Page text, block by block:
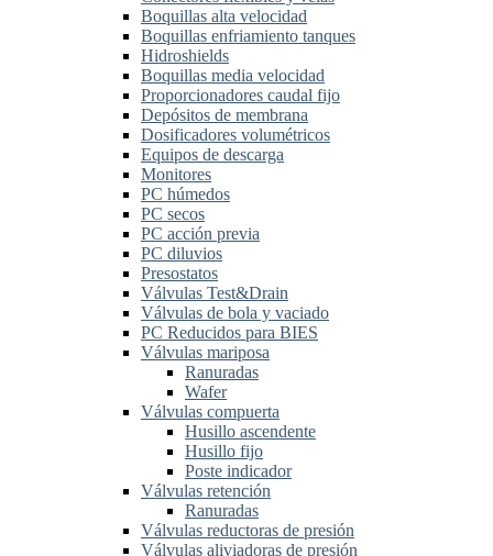
Boquillas alta velocidad
Boquillas enfriamiento tanques
Hidroshields
Boquillas media velocidad
Proporcionadores caudal fijo
Depósitos de membrana
Dosificadores volumétricos
Equipos de descarga
Monitores
PC húmedos
PC secos
PC acción previa
PC diluvios
Presostatos
Válvulas Test&Drain
Válvulas de bola y vaciado
PC Reducidos para BIES
Válvulas mariposa
Ranuradas
Wafer
Válvulas compuerta
Husillo ascendente
Husillo fijo
Poste indicador
Válvulas retención
Ranuradas
Válvulas reductoras de presión
Válvulas aliviadoras de presión